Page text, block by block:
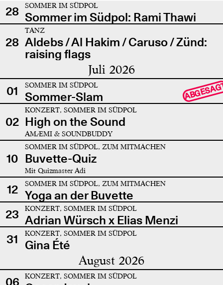
28
SOMMER IM SÜDPOL
Sommer im Südpol: Rami Thawi
28
TANZ
Aldebs / Al Hakim / Caruso / Zünd:
raising flags
Juli 2026
01 SOMMER IM SÜDPOL
Sommer-Slam
02
KONZERT, SOMMER IM SÜDPOL
High on the Sound
AMÆMI & SOUNDBUDDY
10
SOMMER IM SÜDPOL, ZUM MITMACHEN
Buvette-Quiz
Mit Quizmaster Adi
12 SOMMER IM SÜDPOL, ZUM MITMACHEN
Yoga an der Buvette
23
KONZERT, SOMMER IM SÜDPOL
Adrian Würsch x Elias Menzi
31
KONZERT, SOMMER IM SÜDPOL
Gina Été
August 2026
06 KONZERT, SOMMER IM SÜDPOL